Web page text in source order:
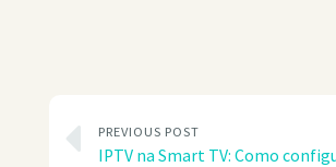
PREVIOUS POST
IPTV na Smart TV: Como